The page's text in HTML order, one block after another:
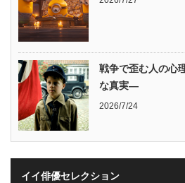
戦争で歪む人の心
な真実―
2026/7/24
イイ俳優セレクション